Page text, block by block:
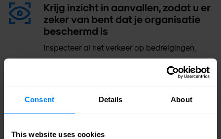
Consent Details About
This website uses cookies
Krijg inzicht in aanvallen, zodat u er
zeker van bent dat je organisatie
beschermd is
Inspecteer al het verkeer op bedreigingen,
ongeacht poort, protocol of encryptie.
kwetsbaarheden en patches te
beheren
Automatisch blokkeren van bekende malware,